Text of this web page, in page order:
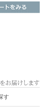
す